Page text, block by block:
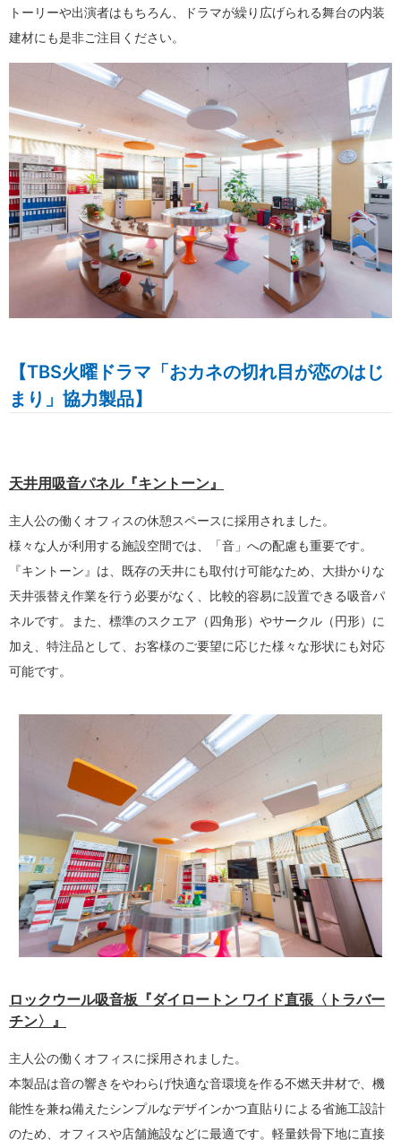
トーリーや出演者はもちろん、ドラマが繰り広げられる舞台の内装
建材にも是非ご注目ください。
【TBS火曜ドラマ「おカネの切れ目が恋のはじ
まり」協力製品】
天井用吸音パネル『キントーン』
主人公の働くオフィスの休憩スペースに採用されました。
様々な人が利用する施設空間では、「音」への配慮も重要です。
『キントーン』は、既存の天井にも取付け可能なため、大掛かりな
天井張替え作業を行う必要がなく、比較的容易に設置できる吸音パ
ネルです。また、標準のスクエア（四角形）やサークル（円形）に
加え、特注品として、お客様のご要望に応じた様々な形状にも対応
可能です。
ロックウール吸音板『ダイロートン ワイド直張〈トラバー
チン〉』
主人公の働くオフィスに採用されました。
本製品は音の響きをやわらげ快適な音環境を作る不燃天井材で、機
能性を兼ね備えたシンプルなデザインかつ直貼りによる省施工設計
のため、オフィスや店舗施設などに最適です。軽量鉄骨下地に直接